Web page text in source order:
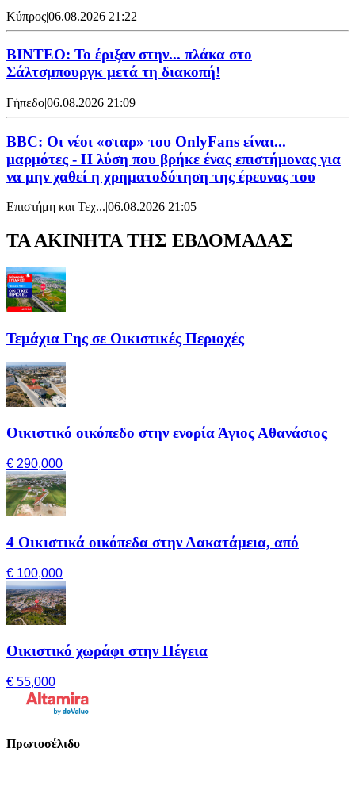
Κύπρος|06.08.2026 21:22
ΒΙΝΤΕΟ: Το έριξαν στην... πλάκα στο
Σάλτσμπουργκ μετά τη διακοπή!
Γήπεδο|06.08.2026 21:09
BBC: Οι νέοι «σταρ» του OnlyFans είναι...
μαρμότες - Η λύση που βρήκε ένας επιστήμονας για
να μην χαθεί η χρηματοδότηση της έρευνας του
Επιστήμη και Τεχ... 06.08.2026 21:05
ΤΑ ΑΚΙΝΗΤΑ ΤΗΣ ΕΒΔΟΜΑΔΑΣ
Τεμάχια Γης σε Οικιστικές Περιοχές
Οικιστικό οικόπεδο στην ενορία Άγιος Αθανάσιος
€ 290,000
4 Οικιστικά οικόπεδα στην Λακατάμεια, από
€ 100,000
Οικιστικό χωράφι στην Πέγεια
€ 55,000
Πρωτοσέλιδο